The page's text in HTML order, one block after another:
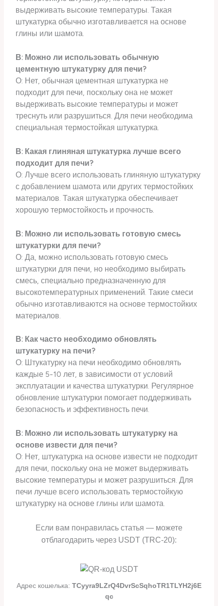
выдерживать высокие температуры. Такая
штукатурка обычно изготавливается на основе
глины или шамота.
В: Можно ли использовать обычную
цементную штукатурку для печи?
О: Нет, обычная цементная штукатурка не
подходит для печи, поскольку она не может
выдерживать высокие температуры и может
треснуть или разрушиться. Для печи необходима
специальная термостойкая штукатурка.
В: Какая глиняная штукатурка лучше всего
подходит для печи?
О: Лучше всего использовать глиняную штукатурку
с добавлением шамота или других термостойких
материалов. Такая штукатурка обеспечивает
хорошую термостойкость и прочность.
В: Можно ли использовать готовую смесь
штукатурки для печи?
О: Да, можно использовать готовую смесь
штукатурки для печи, но необходимо выбирать
смесь, специально предназначенную для
высокотемпературных применений. Такие смеси
обычно изготавливаются на основе термостойких
материалов.
В: Как часто необходимо обновлять
штукатурку на печи?
О: Штукатурку на печи необходимо обновлять
каждые 5-10 лет, в зависимости от условий
эксплуатации и качества штукатурки. Регулярное
обновление штукатурки помогает поддерживать
безопасность и эффективность печи.
В: Можно ли использовать штукатурку на
основе извести для печи?
О: Нет, штукатурка на основе извести не подходит
для печи, поскольку она не может выдерживать
высокие температуры и может разрушиться. Для
печи лучше всего использовать термостойкую
штукатурку на основе глины или шамота.
Если вам понравилась статья — можете
отблагодарить через USDT (TRC-20):
Адрес кошелька: TCyyra9LZrQ4DvrScSqhoTR1TLYH2j6E
qc